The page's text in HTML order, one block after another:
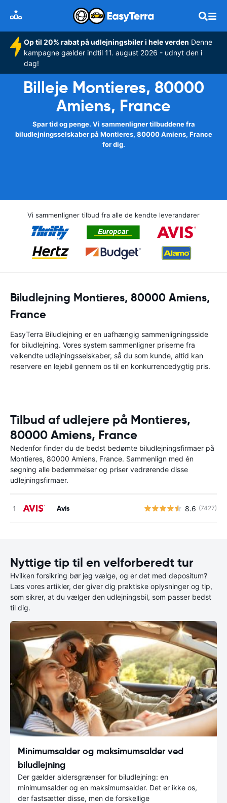
Op til 20% rabat på udlejningsbiler i hele verden Denne
kampagne gælder indtil 11. august 2026 - udnyt den i
dag!
Billeje Montieres, 80000
Amiens, France
Spar tid og penge. Vi sammenligner tilbuddene fra
biludlejningsselskaber på Montieres, 80000 Amiens, France
for dig.
Vi sammenligner tilbud fra alle de kendte leverandører
Biludlejning Montieres, 80000 Amiens,
France
EasyTerra Biludlejning er en uafhængig sammenligningsside
for biludlejning. Vores system sammenligner priserne fra
velkendte udlejningsselskaber, så du som kunde, altid kan
reservere en lejebil gennem os til en konkurrencedygtig pris.
Tilbud af udlejere på Montieres,
80000 Amiens, France
Nedenfor finder du de bedst bedømte biludlejningsfirmaer på
Montieres, 80000 Amiens, France. Sammenlign med én
søgning alle bedømmelser og priser vedrørende disse
udlejningsfirmaer.
Avis 8.6 (7427)
Nyttige tip til en velforberedt tur
Hvilken forsikring bør jeg vælge, og er det med depositum?
Læs vores artikler, der giver dig praktiske oplysninger og tip,
som sikrer, at du vælger den udlejningsbil, som passer bedst
til dig.
Minimumsalder og maksimumsalder ved
biludlejning
Der gælder aldersgrænser for biludlejning: en
minimumsalder og en maksimumsalder. Det er ikke os,
der fastsætter disse, men de forskellige